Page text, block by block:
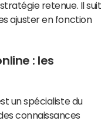
retenue. Il suit
ajuster en fonction
: les
un spécialiste du
connaissances